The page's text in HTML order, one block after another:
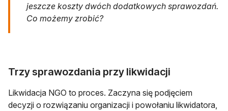
jeszcze koszty dwóch dodatkowych sprawozdań.
Co możemy zrobić?
Trzy sprawozdania przy likwidacji
Likwidacja NGO to proces. Zaczyna się podjęciem
decyzji o rozwiązaniu organizacji i powołaniu likwidatora,